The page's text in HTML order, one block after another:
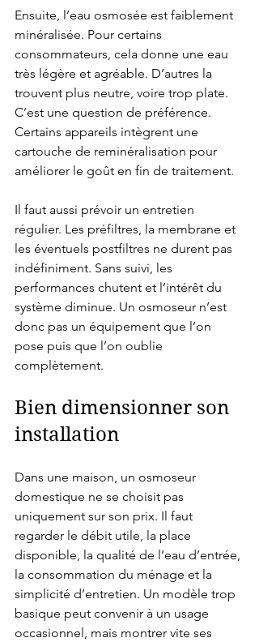
Ensuite, l’eau osmosée est faiblement
minéralisée. Pour certains
consommateurs, cela donne une eau
très légère et agréable. D’autres la
trouvent plus neutre, voire trop plate.
C’est une question de préférence.
Certains appareils intègrent une
cartouche de reminéralisation pour
améliorer le goût en fin de traitement.
Il faut aussi prévoir un entretien
régulier. Les préfiltres, la membrane et
les éventuels postfiltres ne durent pas
indéfiniment. Sans suivi, les
performances chutent et l’intérêt du
système diminue. Un osmoseur n’est
donc pas un équipement que l’on
pose puis que l’on oublie
complètement.
Bien dimensionner son
installation
Dans une maison, un osmoseur
domestique ne se choisit pas
uniquement sur son prix. Il faut
regarder le débit utile, la place
disponible, la qualité de l’eau d’entrée,
la consommation du ménage et la
simplicité d’entretien. Un modèle trop
basique peut convenir à un usage
occasionnel, mais montrer vite ses